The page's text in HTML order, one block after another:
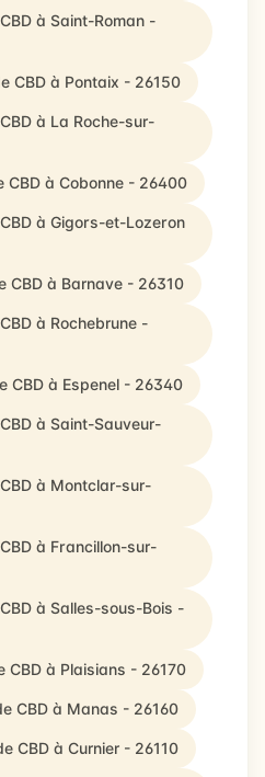
à Saint-Roman -
CBD à Pontaix - 26150
à La Roche-sur-
CBD à Cobonne - 26400
à Gigors-et-Lozeron
CBD à Barnave - 26310
à Rochebrune -
CBD à Espenel - 26340
à Saint-Sauveur-
à Montclar-sur-
à Francillon-sur-
à Salles-sous-Bois -
CBD à Plaisians - 26170
CBD à Manas - 26160
CBD à Curnier - 26110